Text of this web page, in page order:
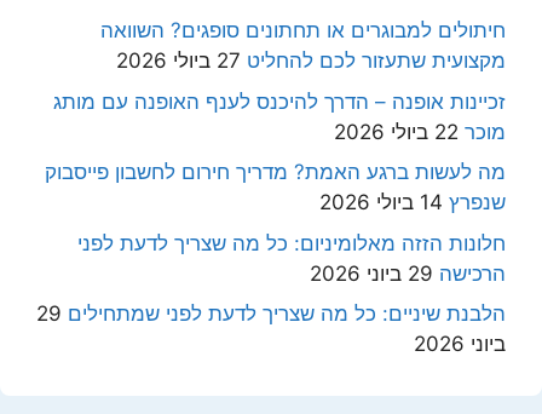
חיתולים למבוגרים או תחתונים סופגים? השוואה
מקצועית שתעזור לכם להחליט 27 ביולי 2026
זכיינות אופנה – הדרך להיכנס לענף האופנה עם מותג
מוכר 22 ביולי 2026
מה לעשות ברגע האמת? מדריך חירום לחשבון פייסבוק
שנפרץ 14 ביולי 2026
חלונות הזזה מאלומיניום: כל מה שצריך לדעת לפני
הרכישה 29 ביוני 2026
הלבנת שיניים: כל מה שצריך לדעת לפני שמתחילים 29
ביוני 2026